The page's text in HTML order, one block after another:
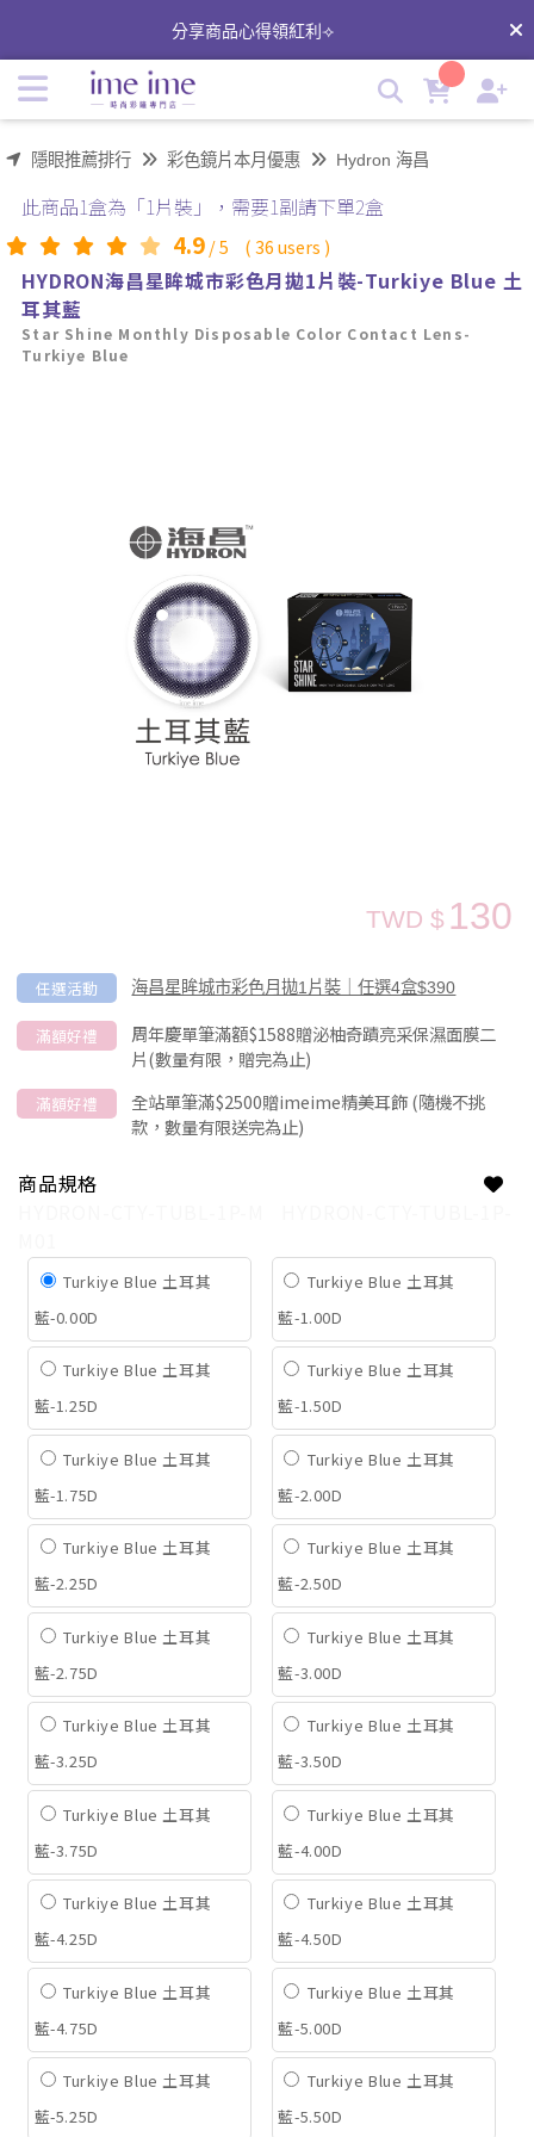
眼鏡 | imeime 隱形眼鏡美瞳店
分享商品心得領紅利⟢
隱眼推薦排行 彩色鏡片本月優惠 Hydron 海昌
此商品1盒為「1片裝」，需要1副請下單2盒
4.9/5 (36users )
HYDRON海昌星眸城市彩色月拋1片裝-Turkiye Blue 土
耳其藍
Star Shine Monthly Disposable Color Contact Lens-
Turkiye Blue
130
TWD $
任選活動 海昌星眸城市彩色月拋1片裝｜任選4盒$390
滿額好禮
周年慶單筆滿額$1588贈泌柚奇蹟亮采保濕面膜二
片(數量有限，贈完為止)
滿額好禮
全站單筆滿$2500贈imeime精美耳飾 (隨機不挑
款，數量有限送完為止)
商品規格
Turkiye Blue 土耳其
藍-0.00D
Turkiye Blue 土耳其
藍-1.00D
Turkiye Blue 土耳其
藍-1.25D
Turkiye Blue 土耳其
藍-1.50D
Turkiye Blue 土耳其
藍-1.75D
Turkiye Blue 土耳其
藍-2.00D
Turkiye Blue 土耳其
藍-2.25D
Turkiye Blue 土耳其
藍-2.50D
Turkiye Blue 土耳其
藍-2.75D
Turkiye Blue 土耳其
藍-3.00D
Turkiye Blue 土耳其
藍-3.25D
Turkiye Blue 土耳其
藍-3.50D
Turkiye Blue 土耳其
藍-3.75D
Turkiye Blue 土耳其
藍-4.00D
Turkiye Blue 土耳其
藍-4.25D
Turkiye Blue 土耳其
藍-4.50D
Turkiye Blue 土耳其
藍-4.75D
Turkiye Blue 土耳其
藍-5.00D
Turkiye Blue 土耳其
藍-5.25D
Turkiye Blue 土耳其
藍-5.50D